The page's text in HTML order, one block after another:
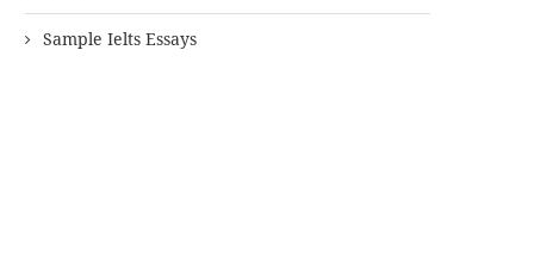
Sample Ielts Essays